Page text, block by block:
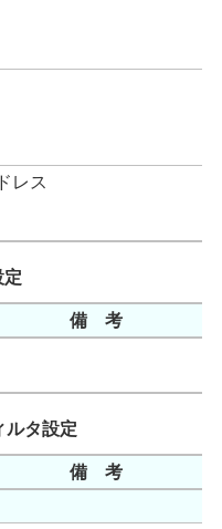
レス
定
備 考
ルタ設定
備 考